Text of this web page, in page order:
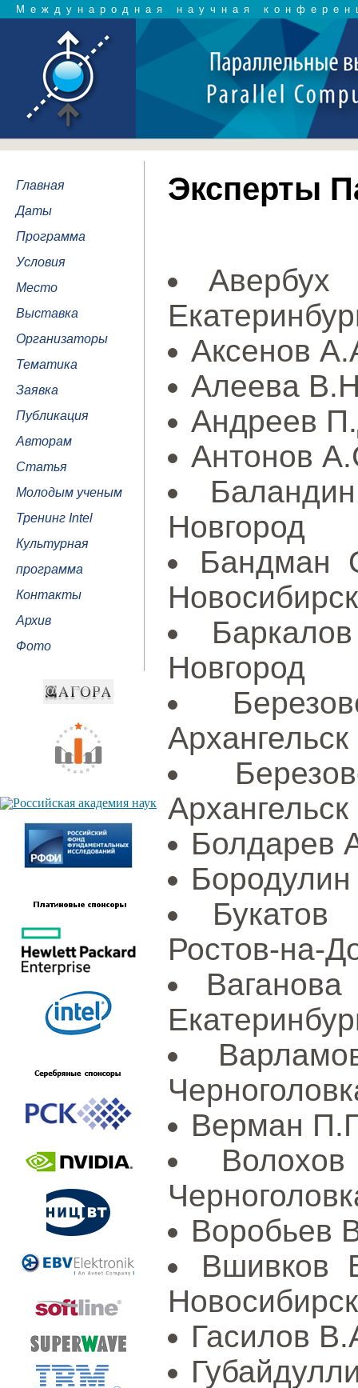
Международная научная
Главная
Даты
Программа
Условия
Место
Выставка
Организаторы
Тематика
Заявка
Публикация
Авторам
Статья
Молодым ученым
Тренинг Intel
Культурная
программа
Контакты
Архив
Фото
Эксперты
Аксенов
Алеева
Андреев
Антонов
Новгород
Новосибирск
Новгород
Архангельск
Архангельск
Болдарев
Ростов-на-
Верман
Воробьев
Новосибирск
Гасилов